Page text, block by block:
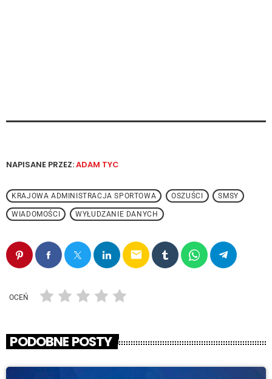
NAPISANE PRZEZ:ADAM TYC
KRAJOWA ADMINISTRACJA SPORTOWA OSZUŚCI SMSY
WIADOMOŚCI WYŁUDZANIE DANYCH
email
OCEŃ
PODOBNE POSTY